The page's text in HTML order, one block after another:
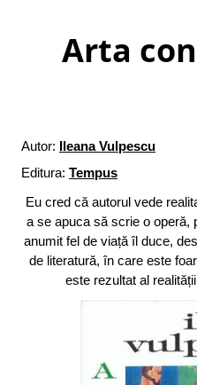
Arta
Autor: Ileana Vulpescu
Editura: Tempus
Eu cred că autorul vede
a se apuca să scrie o operă,
anumit fel de viață îl duce,
de literatură, în care este
este rezultat al